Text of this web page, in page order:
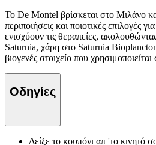
Το De Montel βρίσκεται στο Μιλάνο
περιποιήσεις και ποιοτικές επιλογές
ενισχύουν τις θεραπείες,
Saturnia, χάρη στο Saturnia
βιογενές στοιχείο που
Οδηγίες
Δείξε το κουπόνι απ 'το κινητό